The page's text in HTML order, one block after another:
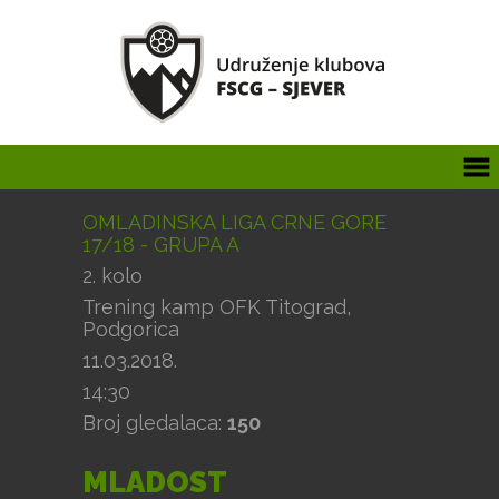
OMLADINSKA LIGA CRNE GORE
17/18 - GRUPA A
2. kolo
Trening kamp OFK Titograd,
Podgorica
11.03.2018.
14:30
Broj gledalaca: 150
MLADOST